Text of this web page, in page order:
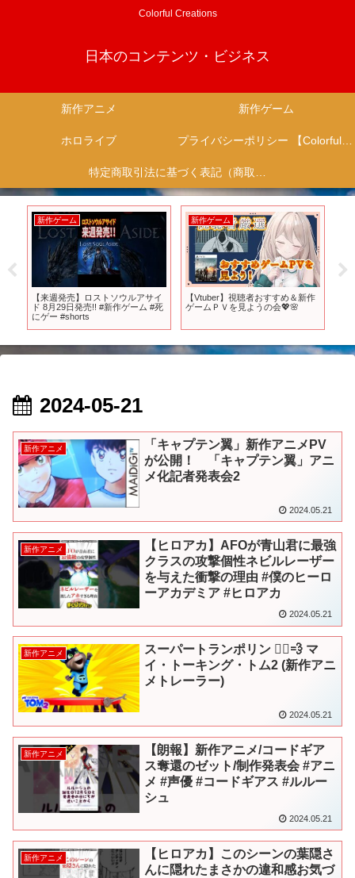
Colorful Creations
日本のコンテンツ・ビジネス
新作アニメ 新作ゲーム
ホロライブ プライバシーポリシー 【Colorful Creation】
特定商取引法に基づく表記（商取引に関する開示）
新作ゲーム
【来週発売】ロストソウルアサイ
ド 8月29日発売!! #新作ゲーム #死
にゲー #shorts
新作ゲーム
【Vtuber】視聴者おすすめ＆新作
ゲームＰＶを見ようの会💖🌸
2024-05-21
新作アニメ
「キャプテン翼」新作アニメPV
が公開！ 「キャプテン翼」アニ
メ化記者発表会2
2024.05.21
新作アニメ
【ヒロアカ】AFOが青山君に最強
クラスの攻撃個性ネビルレーザー
を与えた衝撃の理由 #僕のヒーロ
ーアカデミア #ヒロアカ
2024.05.21
新作アニメ
スーパートランポリン 🦸‍♂️💨 マ
イ・トーキング・トム2 (新作アニ
メトレーラー)
2024.05.21
新作アニメ
【朗報】新作アニメ/コードギア
ス奪還のゼット/制作発表会 #アニ
メ #声優 #コードギアス #ルルー
シュ
2024.05.21
新作アニメ
【ヒロアカ】このシーンの葉隠さ
んに隠れたまさかの違和感お気づ